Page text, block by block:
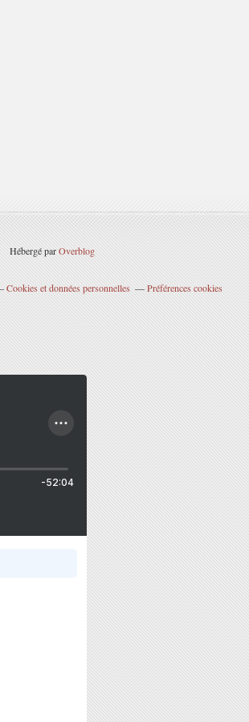
Hébergé parOverblog
Cookies et données personnelles Préférences cookies
-52:04